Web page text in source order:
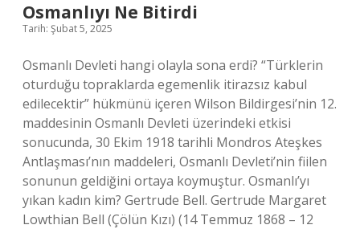
Osmanlıyı Ne Bitirdi
Tarih: Şubat 5, 2025
Osmanlı Devleti hangi olayla sona erdi? “Türklerin
oturduğu topraklarda egemenlik itirazsız kabul
edilecektir” hükmünü içeren Wilson Bildirgesi’nin 12.
maddesinin Osmanlı Devleti üzerindeki etkisi
sonucunda, 30 Ekim 1918 tarihli Mondros Ateşkes
Antlaşması’nın maddeleri, Osmanlı Devleti’nin fiilen
sonunun geldiğini ortaya koymuştur. Osmanlı’yı
yıkan kadın kim? Gertrude Bell. Gertrude Margaret
Lowthian Bell (Çölün Kızı) (14 Temmuz 1868 – 12